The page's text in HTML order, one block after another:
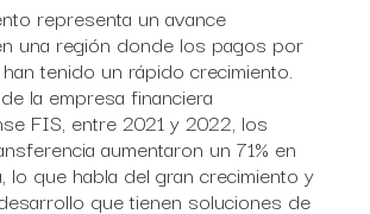
representa un avance
una región donde los pagos por
tenido un rápido crecimiento.
la empresa financiera
FIS, entre 2021 y 2022, los
aumentaron un 71% en
lo que habla del gran crecimiento y
que tienen soluciones de